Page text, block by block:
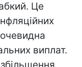
Це
виплат.